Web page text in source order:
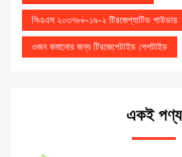
সিএএস ২০৩৭৮৮-১৯-২ টিরজেপ্যাটিড পাউডার
ওজন কমানোর জন্য টিরজেপেটাইড পেপটাইড
একই পণ্য